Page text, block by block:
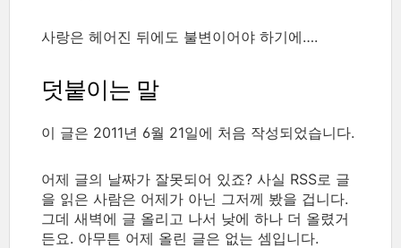
사랑은 헤어진 뒤에도 불변이어야 하기에….
덧붙이는 말
이 글은 2011년 6월 21일에 처음 작성되었습니다.
어제 글의 날짜가 잘못되어 있죠? 사실 RSS로 글
을 읽은 사람은 어제가 아닌 그저께 봤을 겁니다.
그데 새벽에 글 올리고 나서 낮에 하나 더 올렸거
든요. 아무튼 어제 올린 글은 없는 셈입니다.